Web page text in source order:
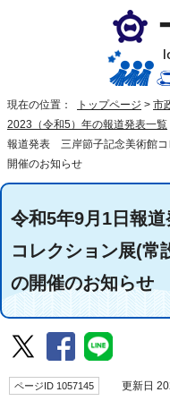
現在の位置： トップページ > 市
2023（令和5）年の報道発表一覧
報道発表 三岸節子記念美術館コ
開催のお知らせ
令和5年9月1日報
コレクション展(常
の開催のお知らせ
ページID 1057145 更新日